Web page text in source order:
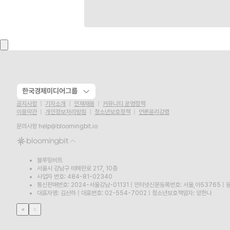
한국경제미디어그룹
공지사항 기자소개 인재채용
커뮤니티 운영정책
이용약관
개인정보처리방침 청소년보호정책
언론윤리강령
문의사항 help@bloomingbit.io
블루밍비트
서울시 강남구 테헤란로 217, 10층
사업자 번호: 484-81-02340
통신판매번호: 2024-서울강남-01131
인터넷신문등록번호: 서울,아53765
대표자명: 김산하
대표번호: 02-554-7002 청소년보호책임자: 양한나